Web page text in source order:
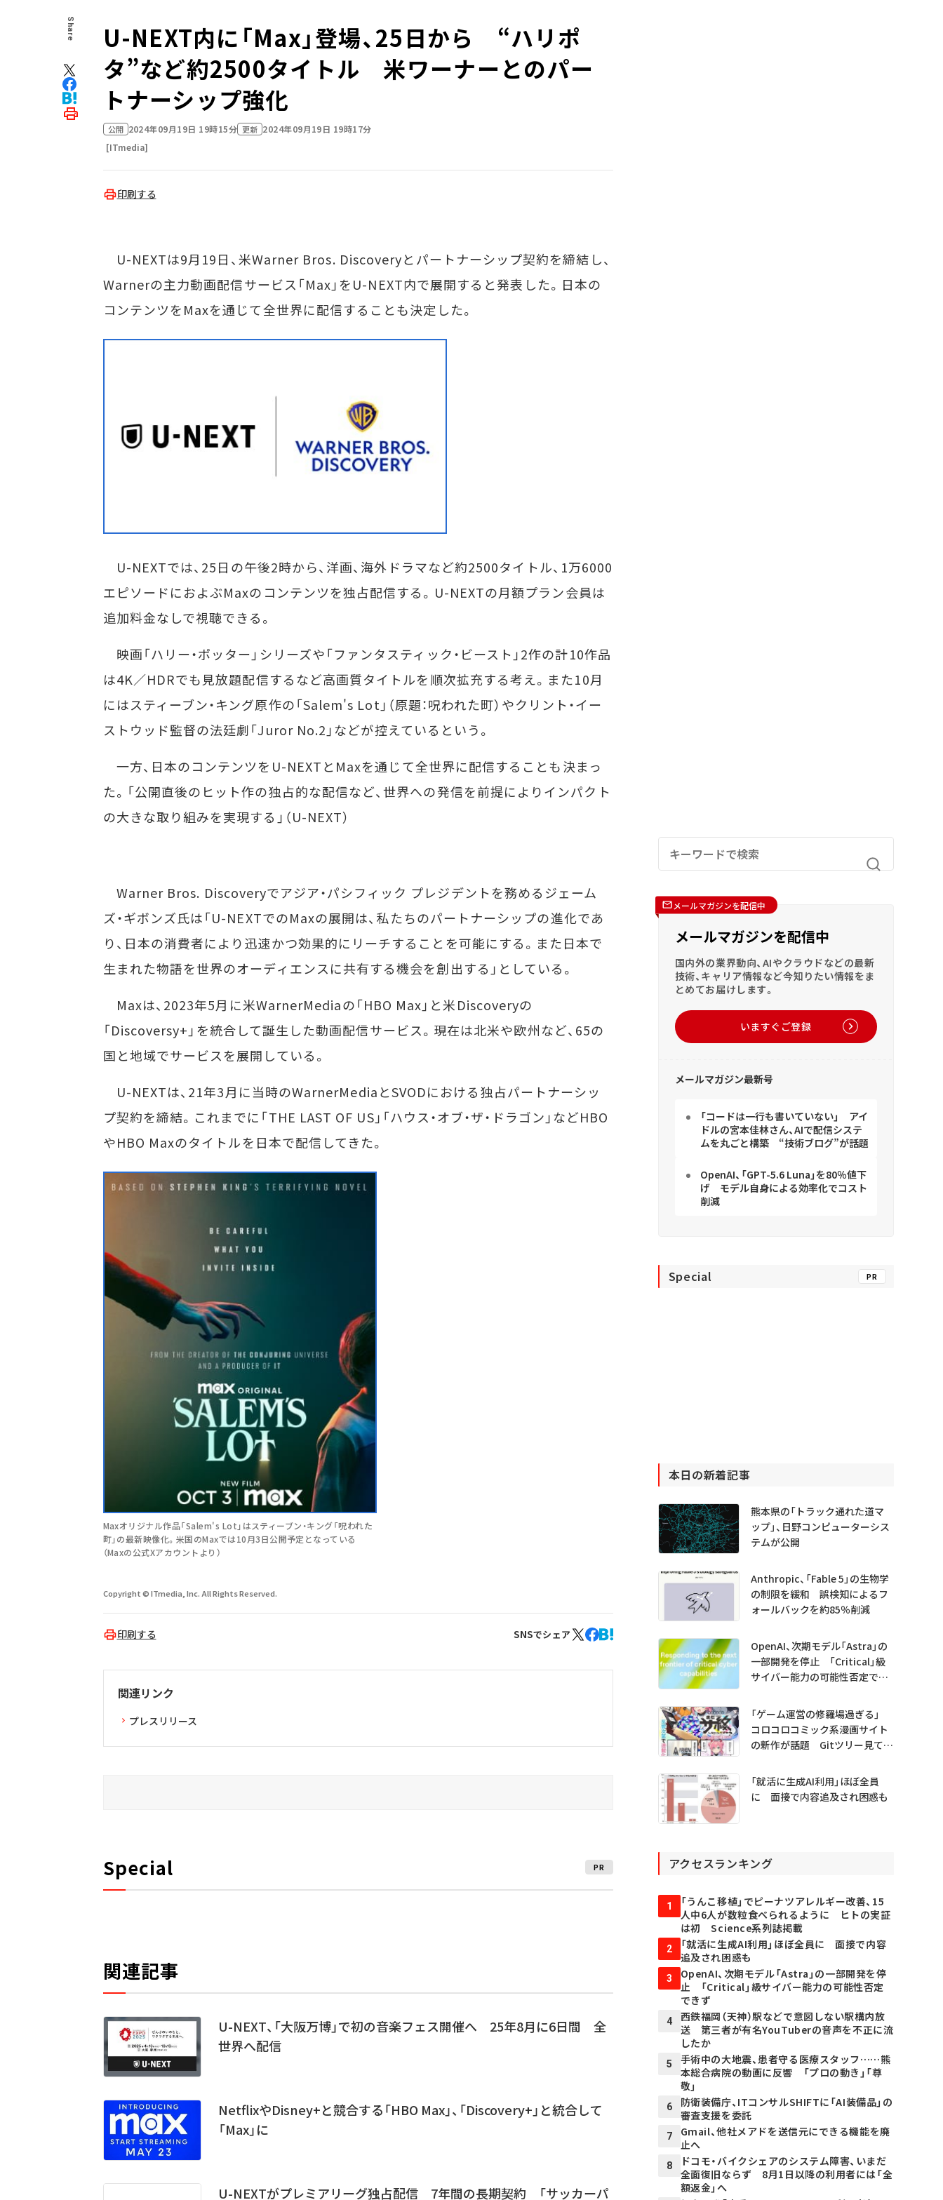
Share
U-NEXT内に「Max」登場、25日から “ハリポ
タ”など約2500タイトル 米ワーナーとのパー
トナーシップ強化
公開 2024年09月19日 19時15分 更新 2024年09月19日 19時17分
[ITmedia]
印刷する
U-NEXTは9月19日、米Warner Bros. Discoveryとパートナーシップ契約を締結し、
Warnerの主力動画配信サービス「Max」をU-NEXT内で展開すると発表した。日本の
コンテンツをMaxを通じて全世界に配信することも決定した。
U-NEXTでは、25日の午後2時から、洋画、海外ドラマなど約2500タイトル、1万6000
エピソードにおよぶMaxのコンテンツを独占配信する。U-NEXTの月額プラン会員は
追加料金なしで視聴できる。
映画「ハリー・ポッター」シリーズや「ファンタスティック・ビースト」2作の計10作品
は4K／HDRでも見放題配信するなど高画質タイトルを順次拡充する考え。また10月
にはスティーブン・キング原作の「Salem's Lot」（原題：呪われた町）やクリント・イー
ストウッド監督の法廷劇「Juror No.2」などが控えているという。
一方、日本のコンテンツをU-NEXTとMaxを通じて全世界に配信することも決まっ
た。「公開直後のヒット作の独占的な配信など、世界への発信を前提によりインパクト
の大きな取り組みを実現する」（U-NEXT）
Warner Bros. Discoveryでアジア・パシフィック プレジデントを務めるジェーム
ズ・ギボンズ氏は「U-NEXTでのMaxの展開は、私たちのパートナーシップの進化であ
り、日本の消費者により迅速かつ効果的にリーチすることを可能にする。また日本で
生まれた物語を世界のオーディエンスに共有する機会を創出する」としている。
Maxは、2023年5月に米WarnerMediaの「HBO Max」と米Discoveryの
「Discoversy+」を統合して誕生した動画配信サービス。現在は北米や欧州など、65の
国と地域でサービスを展開している。
U-NEXTは、21年3月に当時のWarnerMediaとSVODにおける独占パートナーシッ
プ契約を締結。これまでに「THE LAST OF US」「ハウス・オブ・ザ・ドラゴン」などHBO
やHBO Maxのタイトルを日本で配信してきた。
Maxオリジナル作品「Salem's Lot」はスティーブン・キング「呪われた
町」の最新映像化。米国のMaxでは10月3日公開予定となっている
（Maxの公式Xアカウントより）
Copyright © ITmedia, Inc. All Rights Reserved.
印刷する SNSでシェア
関連リンク
プレスリリース
Special PR
関連記事
U-NEXT、「大阪万博」で初の音楽フェス開催へ 25年8月に6日間 全
世界へ配信
NetflixやDisney+と競合する「HBO Max」、「Discovery+」と統合して
「Max」に
U-NEXTがプレミアリーグ独占配信 7年間の長期契約 「サッカーパ
メールマガジンを配信中
メールマガジンを配信中
国内外の業界動向、AIやクラウドなどの最新
技術、キャリア情報など今知りたい情報をま
とめてお届けします。
いますぐご登録
メールマガジン最新号
「コードは一行も書いていない」 アイ
ドルの宮本佳林さん、AIで配信システ
ムを丸ごと構築 “技術ブログ”が話題
OpenAI、「GPT-5.6 Luna」を80％値下
げ モデル自身による効率化でコスト
削減
Special PR
本日の新着記事
熊本県の「トラック通れた道マ
ップ」、日野コンピューターシス
テムが公開
Anthropic、「Fable 5」の生物学
の制限を緩和 誤検知によるフ
ォールバックを約85％削減
OpenAI、次期モデル「Astra」の
一部開発を停止 「Critical」級
サイバー能力の可能性否定でき
「ゲーム運営の修羅場過ぎる」
コロコロコミック系漫画サイト
の新作が話題 Gitツリー見てガ
「就活に生成AI利用」ほぼ全員
に 面接で内容追及され困惑も
アクセスランキング
1
「うんこ移植」でピーナツアレルギー改善、15
人中6人が数粒食べられるように ヒトの実証
は初 Science系列誌掲載
2
「就活に生成AI利用」ほぼ全員に 面接で内容
追及され困惑も
3
OpenAI、次期モデル「Astra」の一部開発を停
止 「Critical」級サイバー能力の可能性否定
できず
4
西鉄福岡（天神）駅などで意図しない駅構内放
送 第三者が有名YouTuberの音声を不正に流
したか
5
手術中の大地震、患者守る医療スタッフ……熊
本総合病院の動画に反響 「プロの動き」「尊
敬」
6
防衛装備庁、ITコンサルSHIFTに「AI装備品」の
審査支援を委託
7
Gmail、他社メアドを送信元にできる機能を廃
止へ
8
ドコモ・バイクシェアのシステム障害、いまだ
全面復旧ならず 8月1日以降の利用者には「全
額返金」へ